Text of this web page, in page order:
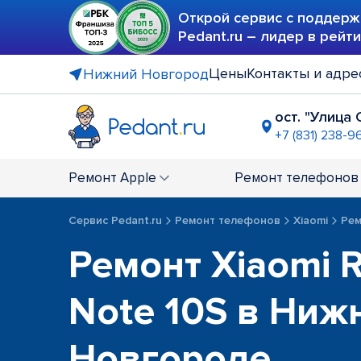
Открой сервис с
Pedant.ru – лидер в
Нижний НовгородЦеныКонтакты и
ост. "Улица
+7 (831) 238-
+7 (831) 231-
ТРЦ "Жар
+7 (831)
Ремонт Apple Ремонт телефонов
Сервис Pedant.ru Ремонт телефонов Xiaomi
Ремонт Xiaomi
Note 10S в